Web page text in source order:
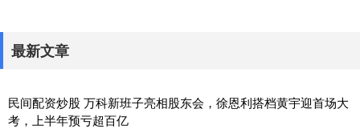
最新文章
民间配资炒股 万科新班子亮相股东会，徐恩利搭档黄宇迎首场大
考，上半年预亏超百亿